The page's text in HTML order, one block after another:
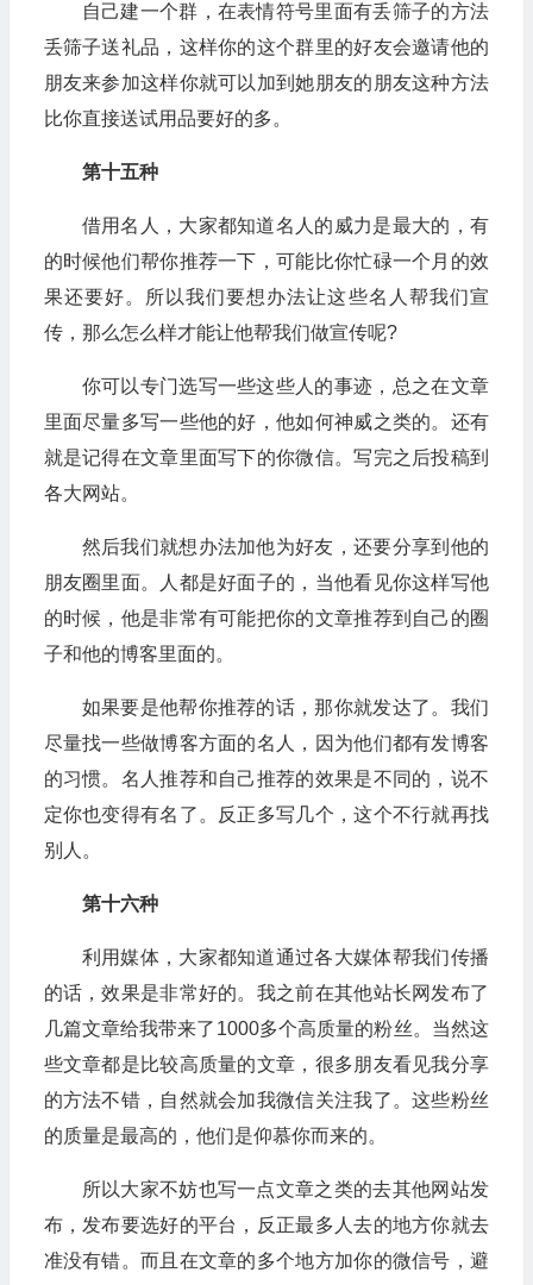
自己建一个群，在表情符号里面有丢筛子的方法
丢筛子送礼品，这样你的这个群里的好友会邀请他的
朋友来参加这样你就可以加到她朋友的朋友这种方法
比你直接送试用品要好的多。
第十五种
借用名人，大家都知道名人的威力是最大的，有
的时候他们帮你推荐一下，可能比你忙碌一个月的效
果还要好。所以我们要想办法让这些名人帮我们宣
传，那么怎么样才能让他帮我们做宣传呢?
你可以专门选写一些这些人的事迹，总之在文章
里面尽量多写一些他的好，他如何神威之类的。还有
就是记得在文章里面写下的你微信。写完之后投稿到
各大网站。
然后我们就想办法加他为好友，还要分享到他的
朋友圈里面。人都是好面子的，当他看见你这样写他
的时候，他是非常有可能把你的文章推荐到自己的圈
子和他的博客里面的。
如果要是他帮你推荐的话，那你就发达了。我们
尽量找一些做博客方面的名人，因为他们都有发博客
的习惯。名人推荐和自己推荐的效果是不同的，说不
定你也变得有名了。反正多写几个，这个不行就再找
别人。
第十六种
利用媒体，大家都知道通过各大媒体帮我们传播
的话，效果是非常好的。我之前在其他站长网发布了
几篇文章给我带来了1000多个高质量的粉丝。当然这
些文章都是比较高质量的文章，很多朋友看见我分享
的方法不错，自然就会加我微信关注我了。这些粉丝
的质量是最高的，他们是仰慕你而来的。
所以大家不妨也写一点文章之类的去其他网站发
布，发布要选好的平台，反正最多人去的地方你就去
准没有错。而且在文章的多个地方加你的微信号，避